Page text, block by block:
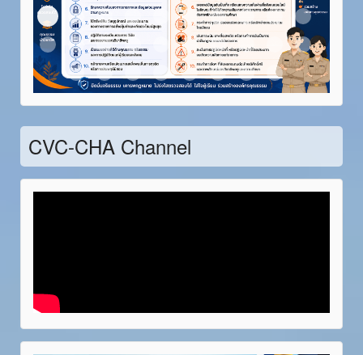
Item 1
Item 2 Item 3 Item 5Item 6Item 7Item 8Item 9Item 10
Item 11Item 12Item 13 Item 14Item 15Item 16Item 17 Item 18Item 19Item 20
Item 21Item 22Item 23Item 24Item 25Item 26Item 27Item 28
CVC-CHA Channel